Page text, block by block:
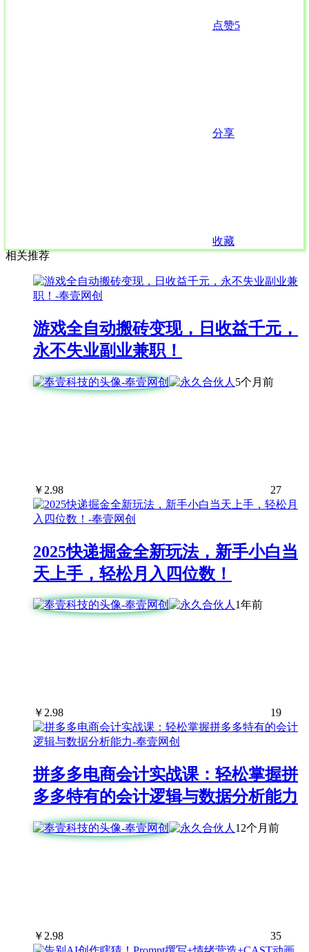
点赞5
分享
收藏
相关推荐
游戏全自动搬砖变现，日收益千元，
永不失业副业兼职！
5个月前
￥ 2.98 27
2025快递掘金全新玩法，新手小白当
天上手，轻松月入四位数！
1年前
￥2.98 19
拼多多电商会计实战课：轻松掌握拼
多多特有的会计逻辑与数据分析能力
12个月前
￥ 2.98 35